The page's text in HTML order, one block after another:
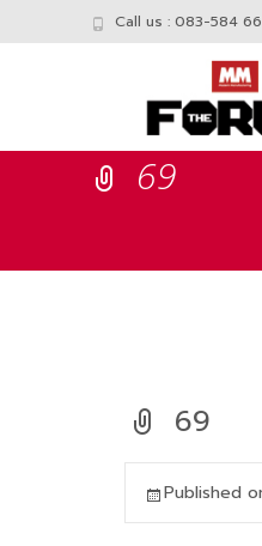
Call us : 083-584
69
69
Published